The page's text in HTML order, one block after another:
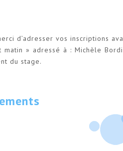
d’adresser vos inscriptions
» adressé à : Michèle
du stage.